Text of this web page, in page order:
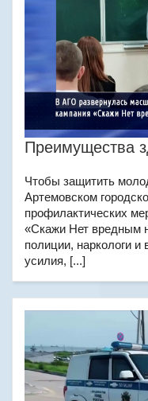
Преимущества
Чтобы защитить
Артемовском
профилактических
«Скажи Нет вредным
полиции, наркологи
усилия, [...]